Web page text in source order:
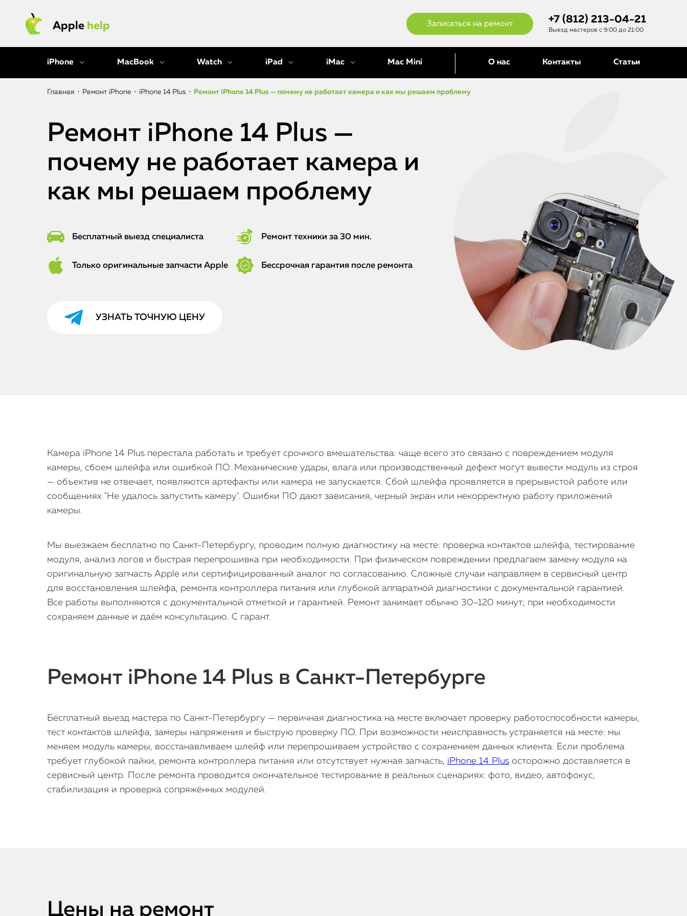
Apple help Записаться на ремонт +7 (812) 213-04-21
Выезд мастеров с 9:00 до 21:00
iPhone MacBook Watch iPad iMac Mac Mini О нас Контакты Статьи
Главная • Ремонт iPhone • iPhone 14 Plus • Ремонт iPhone 14 Plus — почему не работает камера и как мы решаем проблему
Ремонт iPhone 14 Plus —
почему не работает камера и
как мы решаем проблему
Бесплатный выезд специалиста Ремонт техники за 30 мин.
Только оригинальные запчасти Apple Бессрочная гарантия после ремонта
УЗНАТЬ ТОЧНУЮ ЦЕНУ
Камера iPhone 14 Plus перестала работать и требует срочного вмешательства: чаще всего это связано с повреждением модуля
камеры, сбоем шлейфа или ошибкой ПО. Механические удары, влага или производственный дефект могут вывести модуль из строя
— объектив не отвечает, появляются артефакты или камера не запускается. Сбой шлейфа проявляется в прерывистой работе или
сообщениях "Не удалось запустить камеру". Ошибки ПО дают зависания, черный экран или некорректную работу приложений
камеры.
Мы выезжаем бесплатно по Санкт-Петербургу, проводим полную диагностику на месте: проверка контактов шлейфа, тестирование
модуля, анализ логов и быстрая перепрошивка при необходимости. При физическом повреждении предлагаем замену модуля на
оригинальную запчасть Apple или сертифицированный аналог по согласованию. Сложные случаи направляем в сервисный центр
для восстановления шлейфа, ремонта контроллера питания или глубокой аппаратной диагностики с документальной гарантией.
Все работы выполняются с документальной отметкой и гарантией. Ремонт занимает обычно 30–120 минут; при необходимости
сохраняем данные и даём консультацию. С гарант.
Ремонт iPhone 14 Plus в Санкт-Петербурге
Бесплатный выезд мастера по Санкт-Петербургу — первичная диагностика на месте включает проверку работоспособности камеры,
тест контактов шлейфа, замеры напряжения и быструю проверку ПО. При возможности неисправность устраняется на месте: мы
меняем модуль камеры, восстанавливаем шлейф или перепрошиваем устройство с сохранением данных клиента. Если проблема
требует глубокой пайки, ремонта контроллера питания или отсутствует нужная запчасть, iPhone 14 Plus осторожно доставляется в
сервисный центр. После ремонта проводится окончательное тестирование в реальных сценариях: фото, видео, автофокус,
стабилизация и проверка сопряжённых модулей.
Цены на ремонт